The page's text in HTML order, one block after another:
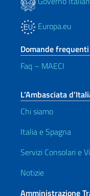
Europa.eu
Domande frequenti
Faq – MAECI
L’Ambasciata
Chi siamo
Italia e Spagna
Servizi Consolari e
Notizie
Amministrazione